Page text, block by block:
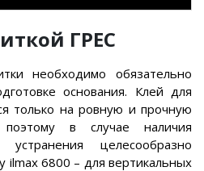
ГРЕС
необходимо обязательно
основания. Клей для
только на ровную и прочную
в случае наличия
целесообразно
ilmax 6800 – для вертикальных